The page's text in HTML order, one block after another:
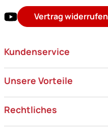
Vertrag widerrufen
Kundenservice
Unsere Vorteile
Rechtliches